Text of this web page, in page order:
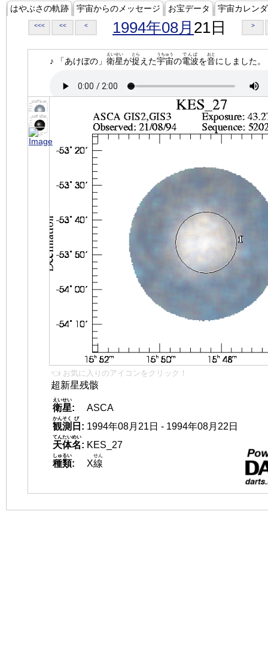
はやぶさの軌跡 宇宙からのメッセージ お宝データ 宇宙カレン
<<< << < 1994年08月 21日 >
♪ 「あけぼの」 衛星
えいせい
が捉
とら
えた宇宙
うちゅう
の電波
でんぱ
を音
おと
にしました。
👈 お気に入りのアイコンをクリック！
超新星残骸
衛星
えいせい
:
ASCA
観測
かんそく
日
び
: 1994年08月21日 - 1994年08月22日
天体名
てんたいめい
: KES_27
種類
しゅるい
: X線
せん